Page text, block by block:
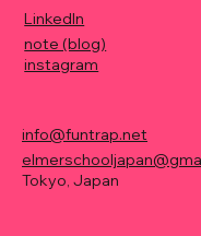
info@funtrap.net
Tokyo, Japan
LinkedIn
note (blog)
instagram